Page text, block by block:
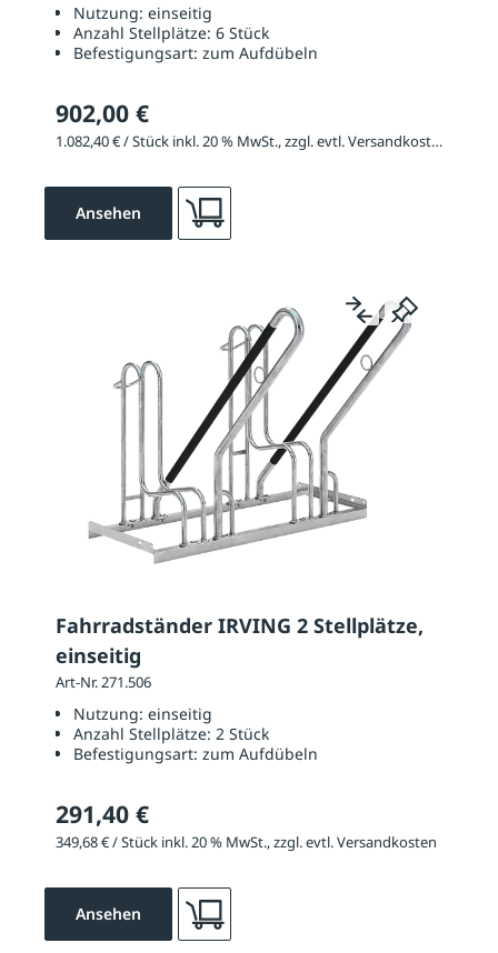
Nutzung: einseitig
Anzahl Stellplätze: 6 Stück
Befestigungsart: zum Aufdübeln
902,00 €
1.082,40 € / Stück inkl. 20 % MwSt., zzgl. evtl. Versandkosten
Ansehen
Fahrradständer IRVING 2 Stellplätze,
einseitig
Art-Nr. 271.506
Nutzung: einseitig
Anzahl Stellplätze: 2 Stück
Befestigungsart: zum Aufdübeln
291,40 €
349,68 € / Stück inkl. 20 % MwSt., zzgl. evtl. Versandkosten
Ansehen